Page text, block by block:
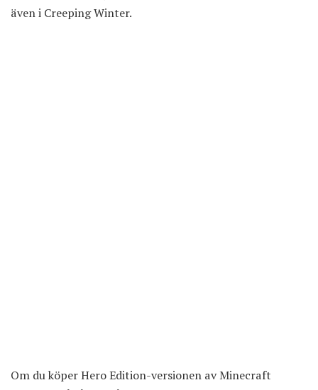
även i Creeping Winter.
Om du köper Hero Edition-versionen av Minecraft